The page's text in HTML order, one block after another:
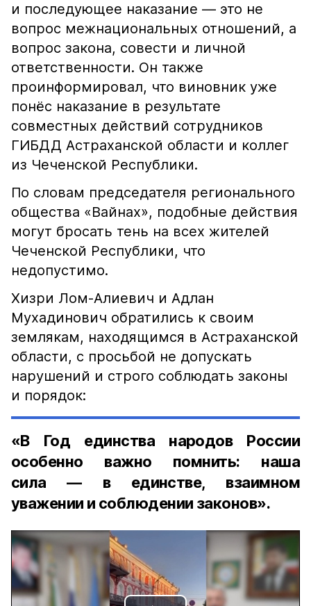
и последующее наказание — это не
вопрос межнациональных отношений, а
вопрос закона, совести и личной
ответственности. Он также
проинформировал, что виновник уже
понёс наказание в результате
совместных действий сотрудников
ГИБДД Астраханской области и коллег
из Чеченской Республики.
По словам председателя регионального
общества «Вайнах», подобные действия
могут бросать тень на всех жителей
Чеченской Республики, что
недопустимо.
Хизри Лом-Алиевич и Адлан
Мухадинович обратились к своим
землякам, находящимся в Астраханской
области, с просьбой не допускать
нарушений и строго соблюдать законы
и порядок:
«В Год единства народов России
особенно важно помнить: наша
сила — в единстве, взаимном
уважении и соблюдении законов».